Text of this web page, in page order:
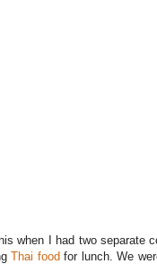
when I had two separate
Thai foodfor lunch. We